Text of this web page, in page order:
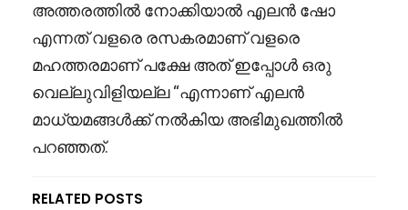
അത്തരത്തിൽ നോക്കിയാൽ എലൻ ഷോ
എന്നത് വളരെ രസകരമാണ് വളരെ
മഹത്തരമാണ് പക്ഷേ അത് ഇപ്പോൾ ഒരു
വെല്ലുവിളിയല്ല “എന്നാണ് എലൻ
മാധ്യമങ്ങൾക്ക് നൽകിയ അഭിമുഖത്തിൽ
പറഞ്ഞത്.
RELATED POSTS